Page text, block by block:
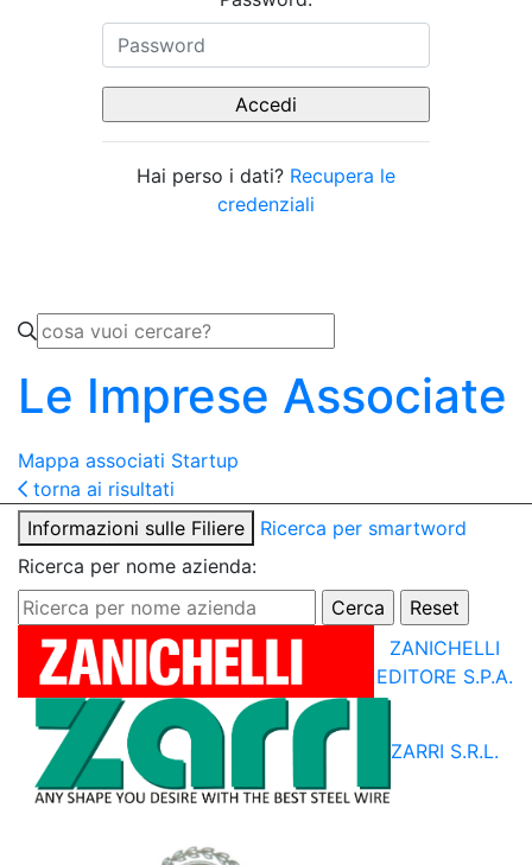
Hai perso i dati? Recupera le
credenziali
Le Imprese Associate
Mappa associati Startup
torna ai risultati
Informazioni sulle Filiere
Ricerca per smartword
Ricerca per nome azienda:
ZANICHELLI
EDITORE S.P.A.
ZARRI S.R.L.